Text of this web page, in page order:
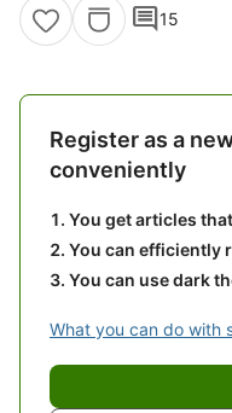
comment15
Register as a
conveniently
You get articles
You can efficiently
You can use dark
What you can do with